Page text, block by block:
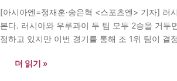
[아시아엔=정재훈·송은혁 <스포츠엔> 기자] 러
본다. 러시아와 우루과이 두 팀 모두 2승을 거두
점하고 있지만 이번 경기를 통해 조 1위 팀이 결
더 읽기 »